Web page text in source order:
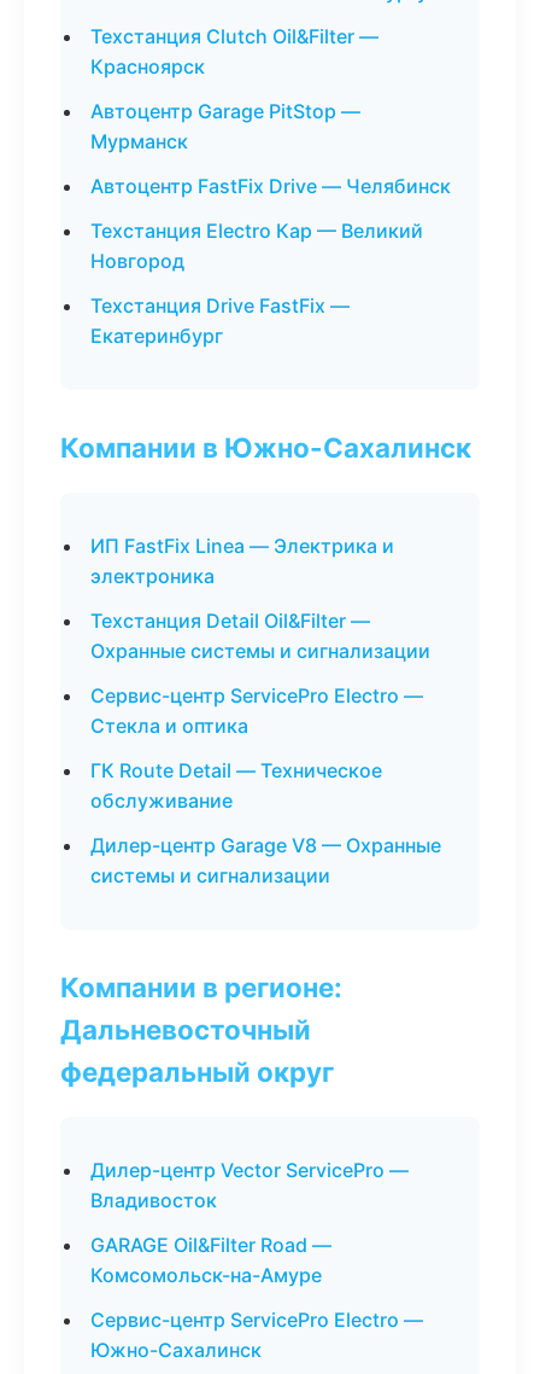
Техстанция Clutch Oil&Filter —
Красноярск
Автоцентр Garage PitStop —
Мурманск
Автоцентр FastFix Drive — Челябинск
Техстанция Electro Кар — Великий
Новгород
Техстанция Drive FastFix —
Екатеринбург
Компании в Южно-Сахалинск
ИП FastFix Linea — Электрика и
электроника
Техстанция Detail Oil&Filter —
Охранные системы и сигнализации
Сервис-центр ServicePro Electro —
Стекла и оптика
ГК Route Detail — Техническое
обслуживание
Дилер-центр Garage V8 — Охранные
системы и сигнализации
Компании в регионе:
Дальневосточный
федеральный округ
Дилер-центр Vector ServicePro —
Владивосток
GARAGE Oil&Filter Road —
Комсомольск-на-Амуре
Сервис-центр ServicePro Electro —
Южно-Сахалинск